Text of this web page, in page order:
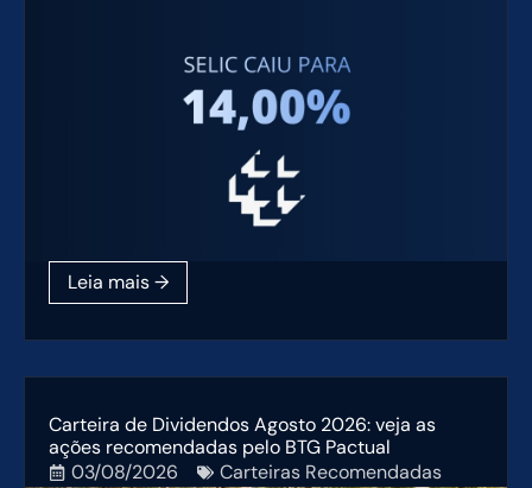
Carteira de Dividendos Agosto 2026: veja as
ações recomendadas pelo BTG Pactual
03/08/2026
Carteiras Recomendadas